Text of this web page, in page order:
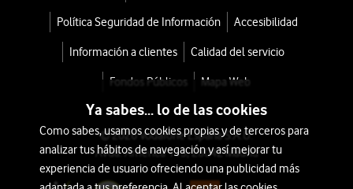
Política Seguridad de Información Accesibilidad
Información a clientes Calidad del servicio
Fondos Públicos Mapa Web
© 2026 Vodafone España S.A.U.
Avda. América 115, 28042 Madrid
Ya sabes... lo de las cookies
Como sabes, usamos cookies propias y de terceros para
analizar tus hábitos de navegación y así mejorar tu
experiencia de usuario ofreciendo una publicidad más